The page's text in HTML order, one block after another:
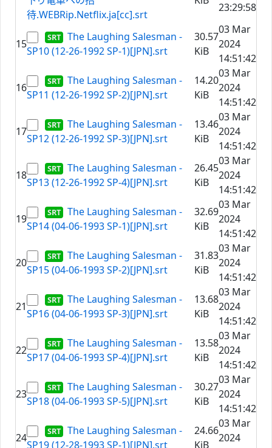
待.WEBRip.Netflix.ja[cc].srt
23:29:58
15
The Laughing Salesman -
SP10 (12-26-1992 SP-1)[JPN].srt
30.57
KiB
03 Mar
2024
14:51:42
16
The Laughing Salesman -
SP11 (12-26-1992 SP-2)[JPN].srt
14.20
KiB
03 Mar
2024
14:51:42
17
The Laughing Salesman -
SP12 (12-26-1992 SP-3)[JPN].srt
13.46
KiB
03 Mar
2024
14:51:42
18
The Laughing Salesman -
SP13 (12-26-1992 SP-4)[JPN].srt
26.45
KiB
03 Mar
2024
14:51:42
19
The Laughing Salesman -
SP14 (04-06-1993 SP-1)[JPN].srt
32.69
KiB
03 Mar
2024
14:51:42
20
The Laughing Salesman -
SP15 (04-06-1993 SP-2)[JPN].srt
31.83
KiB
03 Mar
2024
14:51:42
21
The Laughing Salesman -
SP16 (04-06-1993 SP-3)[JPN].srt
13.68
KiB
03 Mar
2024
14:51:42
22
The Laughing Salesman -
SP17 (04-06-1993 SP-4)[JPN].srt
13.58
KiB
03 Mar
2024
14:51:42
23
The Laughing Salesman -
SP18 (04-06-1993 SP-5)[JPN].srt
30.27
KiB
03 Mar
2024
14:51:42
24
The Laughing Salesman -
SP19 (12-28-1993 SP-1)[JPN].srt
24.66
KiB
03 Mar
2024